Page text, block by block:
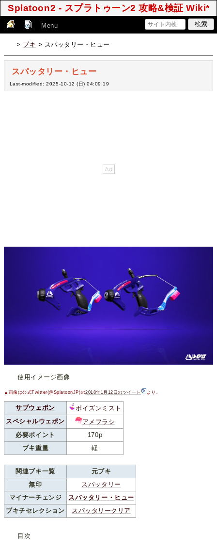
Splatoon2 - スプラトゥーン2 攻略&検証 Wiki*
Menu
> ブキ > スパッタリー・ヒュー
スパッタリー・ヒュー
Last-modified: 2025-10-12 (日) 04:09:19
使用イメージ画像
▲画像は公式Twitter(@SplatoonJP)の2018年1月12日のツイート より。
サブウェポン
ポイズンミスト
スペシャルウェポン
アメフラシ
必要ポイント
170p
ブキ重量
軽
関連ブキ一覧
元ブキ
無印
スパッタリー
マイナーチェンジ
スパッタリー・ヒュー
ブキチセレクション
スパッタリークリア
目次